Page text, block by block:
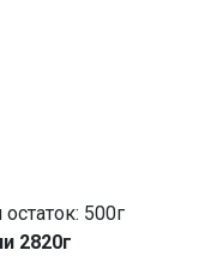
500г
2820г